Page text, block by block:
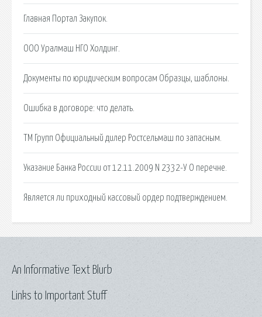
Главная Портал Закупок.
ООО Уралмаш НГО Холдинг.
Документы по юридическим вопросам Образцы, шаблоны.
Ошибка в договоре: что делать.
ТМ Групп Официальный дилер Ростсельмаш по запасным.
Указание Банка России от 12.11.2009 N 2332-У О перечне.
Является ли приходный кассовый ордер подтверждением.
Links to Important Stuff
An Informative Text Blurb